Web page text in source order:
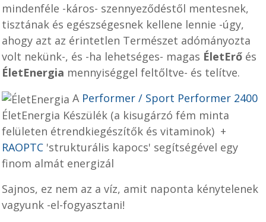
mindenféle -káros- szennyeződéstől mentesnek,
tisztának és egészségesnek kellene lennie -úgy,
ahogy azt az érintetlen Természet adómányozta
volt nekünk-, és -ha lehetséges- magas ÉletErő és
ÉletEnergia mennyiséggel feltőltve- és telítve.
A Performer / Sport Performer 2400
ÉletEnergia Készülék (a kisugárzó fém minta
felületen étrendkiegészítők és vitaminok) +
RAOPTC 'strukturális kapocs' segítségével egy
finom almát energizál
Sajnos, ez nem az a víz, amit naponta kénytelenek
vagyunk -el-fogyasztani!